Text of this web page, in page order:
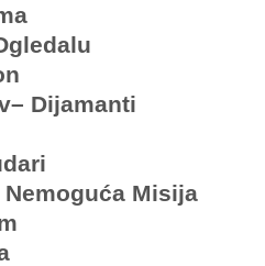
Dijamanti
Misija